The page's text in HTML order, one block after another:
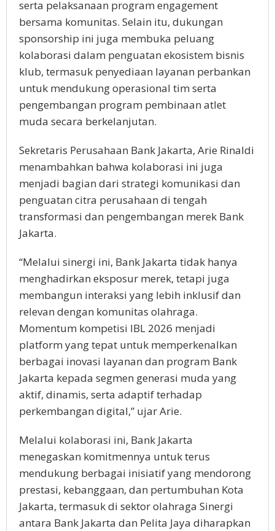
serta pelaksanaan program engagement
bersama komunitas. Selain itu, dukungan
sponsorship ini juga membuka peluang
kolaborasi dalam penguatan ekosistem bisnis
klub, termasuk penyediaan layanan perbankan
untuk mendukung operasional tim serta
pengembangan program pembinaan atlet
muda secara berkelanjutan.
Sekretaris Perusahaan Bank Jakarta, Arie Rinaldi
menambahkan bahwa kolaborasi ini juga
menjadi bagian dari strategi komunikasi dan
penguatan citra perusahaan di tengah
transformasi dan pengembangan merek Bank
Jakarta.
“Melalui sinergi ini, Bank Jakarta tidak hanya
menghadirkan eksposur merek, tetapi juga
membangun interaksi yang lebih inklusif dan
relevan dengan komunitas olahraga.
Momentum kompetisi IBL 2026 menjadi
platform yang tepat untuk memperkenalkan
berbagai inovasi layanan dan program Bank
Jakarta kepada segmen generasi muda yang
aktif, dinamis, serta adaptif terhadap
perkembangan digital,” ujar Arie.
Melalui kolaborasi ini, Bank Jakarta
menegaskan komitmennya untuk terus
mendukung berbagai inisiatif yang mendorong
prestasi, kebanggaan, dan pertumbuhan Kota
Jakarta, termasuk di sektor olahraga Sinergi
antara Bank Jakarta dan Pelita Jaya diharapkan